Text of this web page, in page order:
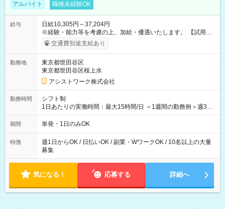
アルバイト 職種未経験OK
給与
日給10,305円～37,204円
※経験・能力等を考慮の上、加給・優遇いたします。 【試用期
間】試用期間なし
交通費別途支給あり
勤務地
東京都世田谷区
東京都世田谷区桜上水
アシストワーク株式会社
勤務時間
シフト制
1日あたりの実働時間：最大15時間/日 ＜1週間の勤務例＞週3回
勤務 勤務：月・水・金 休み：火・木・土・日 好きな時にお仕事
可能です！ ※1日あたりの最大実働時間は日勤、夜勤共に勤務し
期間 単発・1日のみOK
特徴
週1日からOK / 日払いOK / 副業・WワークOK / 10名以上の大量
募集
気になる！ 応募する 詳細へ